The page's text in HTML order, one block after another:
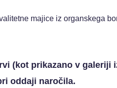
majice iz organskega
(kot prikazano v galeriji
oddaji naročila.